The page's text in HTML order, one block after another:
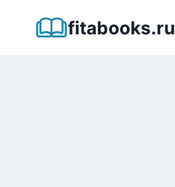
fitabooks.ru